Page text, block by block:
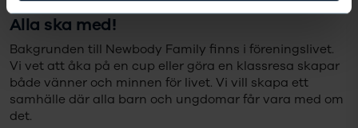
Alla ska med!
Bakgrunden till Newbody Family finns i föreningslivet.
Vi vet att åka på en cup eller göra en klassresa skapar
både vänner och minnen för livet. Vi vill skapa ett
samhälle där alla barn och ungdomar får vara med om
det.